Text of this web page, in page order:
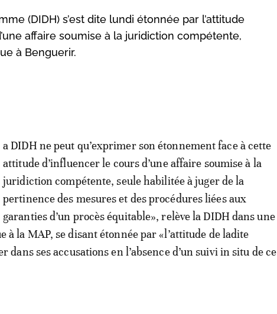
(DIDH) s’est dite lundi étonnée par l’attitude
affaire soumise à la juridiction compétente,
à Benguerir.
a DIDH ne peut qu’exprimer son étonnement face à cette
attitude d’influencer le cours d’une affaire soumise à la
juridiction compétente, seule habilitée à juger de la
pertinence des mesures et des procédures liées aux
garanties d’un procès équitable», relève la DIDH dans une
à la MAP, se disant étonnée par «l’attitude de ladite
dans ses accusations en l’absence d’un suivi in situ de ce